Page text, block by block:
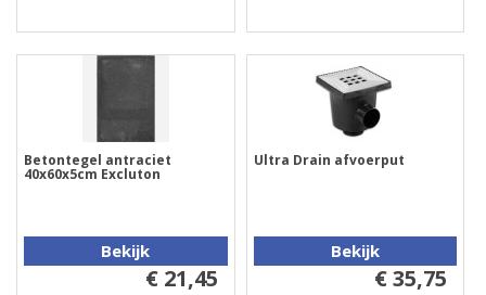
Betontegel antraciet
40x60x5cm Excluton
Bekijk
€ 21,45
Ultra Drain afvoerput
Bekijk
€ 35,75